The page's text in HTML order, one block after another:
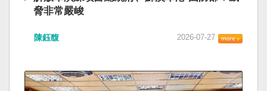
脅非常嚴峻
陳鈺馥 2026-07-27